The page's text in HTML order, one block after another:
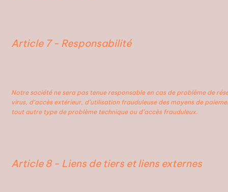
Article 7 - Responsabilité
Notre société ne sera pas tenue responsable en cas de problème de
virus, d’accès extérieur, d’utilisation frauduleuse des moyens de
tout autre type de problème technique ou d’accès frauduleux.
Article 8 - Liens de tiers et liens externes